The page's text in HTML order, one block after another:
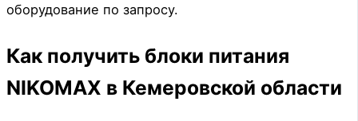
оборудование по запросу.
Как получить блоки питания
NIKOMAX в Кемеровской области